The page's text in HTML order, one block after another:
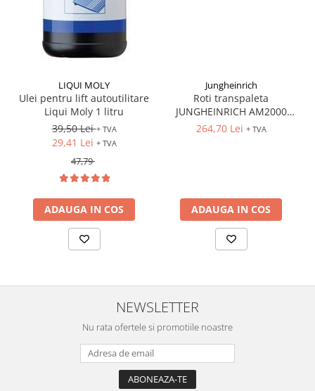
LIQUI MOLY
Ulei pentru lift autoutilitare
Liqui Moly 1 litru
39,50 Lei+ TVA
29,41 Lei + TVA
47,79
ADAUGA IN COS
Jungheinrich
Roti transpaleta
JUNGHEINRICH AM2000
170x50 mm
264,70 Lei + TVA
ADAUGA IN COS
NEWSLETTER
Nu rata ofertele si promotiile noastre